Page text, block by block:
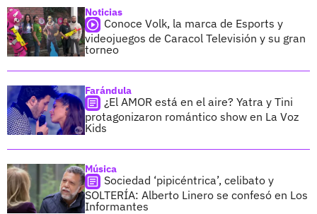
Noticias
Conoce Volk, la marca de Esports y
videojuegos de Caracol Televisión y su gran
torneo
Farándula
¿El AMOR está en el aire? Yatra y Tini
protagonizaron romántico show en La Voz
Kids
Música
Sociedad ‘pipicéntrica’, celibato y
SOLTERÍA: Alberto Linero se confesó en Los
Informantes